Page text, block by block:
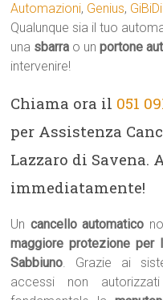
Automazioni, Genius, GiBiDi
Qualunque sia il tuo
una sbarra o unportone
intervenire!
Chiama ora il 051
per Assistenza
Lazzaro di Savena.
immediatamente!
Un cancello automatico
maggiore protezione per
Sabbiuno. Grazie ai
accessi non